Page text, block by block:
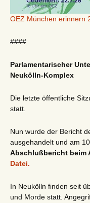
OEZ München erinnern
####
Parlamentarischer
Neukölln-Komplex
Die letzte öffentliche
statt.
Nun wurde der Bericht
ausgehandelt und am
Abschlußbericht beim
Datei.
In Neukölln finden seit
und Morde statt.